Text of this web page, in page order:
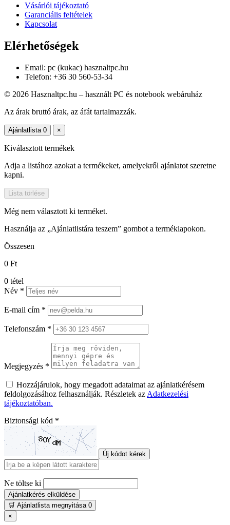
Vásárlói tájékoztató
Garanciális feltételek
Kapcsolat
Elérhetőségek
Email: pc (kukac) hasznaltpc.hu
Telefon: +36 30 560-53-34
© 2026 Hasznaltpc.hu – használt PC és notebook webáruház
Az árak bruttó árak, az áfát tartalmazzák.
Ajánlatlista 0 ×
Kiválasztott termékek
Adja a listához azokat a termékeket, amelyekről ajánlatot szeretne
kapni.
Lista törlése
Még nem választott ki terméket.
Használja az „Ajánlatlistára teszem” gombot a terméklapokon.
Összesen
0 Ft
0 tétel
Név *
E-mail cím *
Telefonszám *
Megjegyzés *
Hozzájárulok, hogy megadott adataimat az ajánlatkérésem
feldolgozásához felhasználják. Részletek az Adatkezelési
tájékoztatóban.
Biztonsági kód *
Új kódot kérek
Ne töltse ki
Ajánlatkérés elküldése
🛒 Ajánlatlista megnyitása 0
×